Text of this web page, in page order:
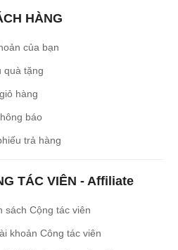
HÀNG
của bạn
quà tặng
hàng
báo
trả hàng
TÁC VIÊN - Affiliate
sách Cộng tác viên
khoản Công tác viên